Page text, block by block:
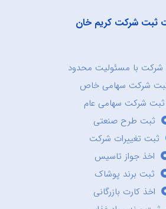
ثبت شرکت کریم خان
با مسئولیت محدود
شرکت سهامی خاص
ثبت شرکت سهامی عام
ثبت طرح صنعتی
ثبت تغییرات شرکت
اخذ جواز تاسیس
ثبت برند پوشاک
اخذ کارت بازرگانی